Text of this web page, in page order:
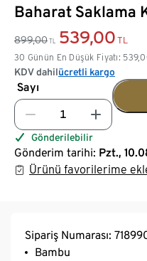
Baharat Saklama
899,00 TL 539,00 TL
30 Günün En Düşük Fiyatı:
KDV dahilücretli kargo
Sayı
Gönderilebilir
Gönderim tarihi: Pzt.,
Ürünü favorilerime
Sipariş Numarası:
Bambu